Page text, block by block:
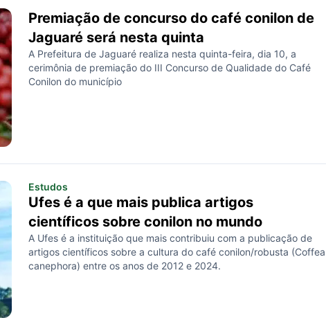
Premiação de concurso do café conilon de
Jaguaré será nesta quinta
A Prefeitura de Jaguaré realiza nesta quinta-feira, dia 10, a
cerimônia de premiação do III Concurso de Qualidade do Café
Conilon do município
Estudos
Ufes é a que mais publica artigos
científicos sobre conilon no mundo
A Ufes é a instituição que mais contribuiu com a publicação de
artigos científicos sobre a cultura do café conilon/robusta (Coffea
canephora) entre os anos de 2012 e 2024.